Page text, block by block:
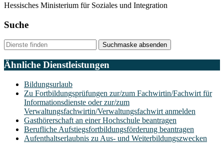
Hessisches Ministerium für Soziales und Integration
Suche
Suchmaske absenden
Ähnliche Dienstleistungen
Bildungsurlaub
Zu Fortbildungsprüfungen zur/zum Fachwirtin/Fachwirt für
Informationsdienste oder zur/zum
Verwaltungsfachwirtin/Verwaltungsfachwirt anmelden
Gasthörerschaft an einer Hochschule beantragen
Berufliche Aufstiegsfortbildungsförderung beantragen
Aufenthaltserlaubnis zu Aus- und Weiterbildungszwecken